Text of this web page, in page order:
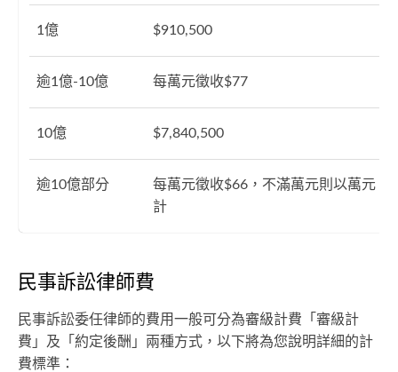
1億 $910,500
逾1億-10億 每萬元徵收$77
10億 $7,840,500
逾10億部分
每萬元徵收$66，不滿萬元則以萬元
計
民事訴訟律師費
民事訴訟委任律師的費用一般可分為審級計費「審級計
費」及「約定後酬」兩種方式，以下將為您說明詳細的計
費標準：